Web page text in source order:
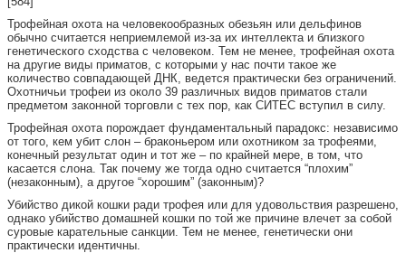
Трофейная охота на человекообразных обезьян или дельфинов
обычно считается неприемлемой из-за их интеллекта и близкого
генетического сходства с человеком. Тем не менее, трофейная охота
на другие виды приматов, с которыми у нас почти такое же
количество совпадающей ДНК, ведется практически без ограничений.
Охотничьи трофеи из около 39 различных видов приматов стали
предметом законной торговли с тех пор, как СИТЕС вступил в силу.
Трофейная охота порождает фундаментальный парадокс: независимо
от того, кем убит слон – браконьером или охотником за трофеями,
конечный результат один и тот же – по крайней мере, в том, что
касается слона. Так почему же тогда одно считается “плохим”
(незаконным), а другое “хорошим” (законным)?
Убийство дикой кошки ради трофея или для удовольствия разрешено,
однако убийство домашней кошки по той же причине влечет за собой
суровые карательные санкции. Тем не менее, генетически они
практически идентичны.